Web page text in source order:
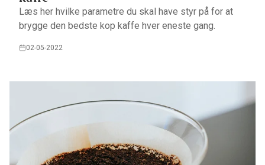
Læs her hvilke parametre du skal have styr på for at
brygge den bedste kop kaffe hver eneste gang.
02-05-2022